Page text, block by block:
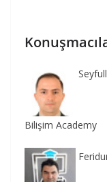
Bilişim Academy